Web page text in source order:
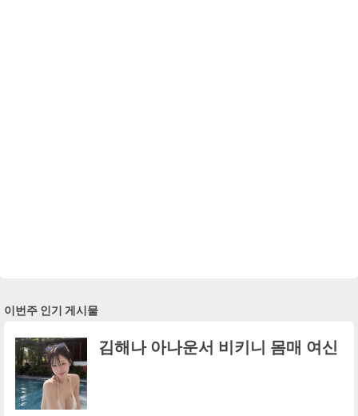
이번주 인기 게시물
김해나 아나운서 비키니 몸매 여신